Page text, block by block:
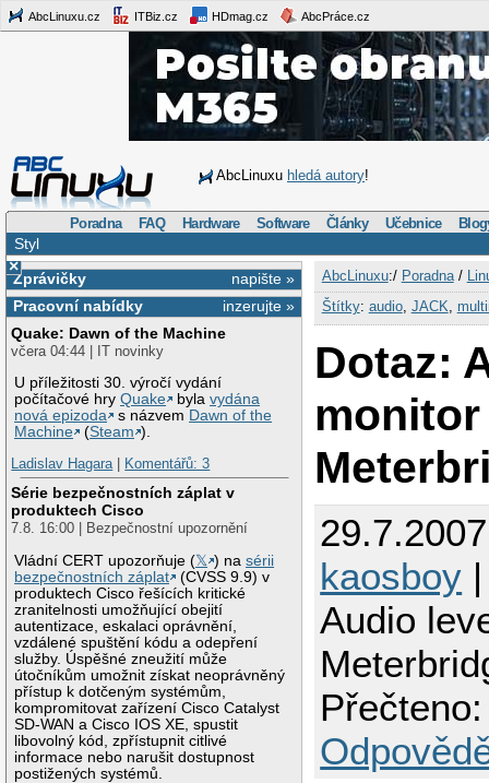
AbcLinuxu.cz ITBiz.cz HDmag.cz AbcPráce.cz
AbcLinuxu hledá autory!
Poradna FAQ Hardware Software Články Učebnice
Styl
×
napište »
Zprávičky
inzerujte »
Pracovní nabídky
Quake: Dawn of the Machine
včera 04:44 | IT novinky
U příležitosti 30. výročí vydání
počítačové hryQuake bylavydána
nová epizoda
s názvem Dawn of the
Machine
(Steam ).
Ladislav Hagara| Komentářů: 3
Série bezpečnostních záplat v
produktech Cisco
7.8. 16:00 | Bezpečnostní upozornění
Vládní CERT upozorňuje (𝕏 ) nasérii
bezpečnostních záplat
(CVSS 9.9) v
produktech Cisco řešících kritické
zranitelnosti umožňující obejití
autentizace, eskalaci oprávnění,
vzdálené spuštění kódu a odepření
služby. Úspěšné zneužití může
útočníkům umožnit získat neoprávněný
přístup k dotčeným systémům,
kompromitovat zařízení Cisco Catalyst
SD-WAN a Cisco IOS XE, spustit
libovolný kód, zpřístupnit citlivé
informace nebo narušit dostupnost
postižených systémů.
AbcLinuxu:/ Poradna/
Štítky: audio, JACK
Dotaz:
monitor
kaosboy
Audio